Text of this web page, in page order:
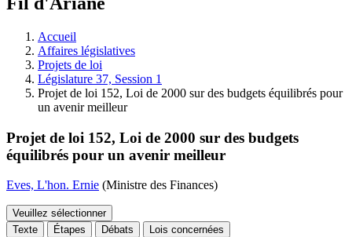
à
législative.
Accueil
Affaires législatives
Projets de loi
Législature 37, Session 1
Projet de loi 152, Loi de 2000 sur des budgets équilibrés pour
un avenir meilleur
Projet de loi 152, Loi de 2000 sur des budgets
équilibrés pour un avenir meilleur
Eves, L'hon. Ernie (Ministre des Finances)
Veuillez sélectionner
Texte
Étapes Débats Lois concernées